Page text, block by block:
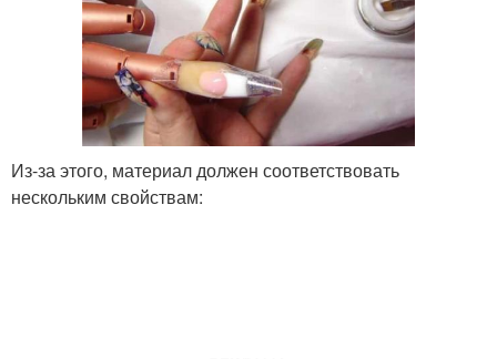
Из-за этого, материал должен соответствовать
нескольким свойствам: